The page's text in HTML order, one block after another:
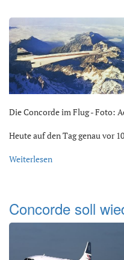
Die Concorde im Flug - Foto:
Heute auf den Tag genau vor
Weiterlesen
Concorde soll